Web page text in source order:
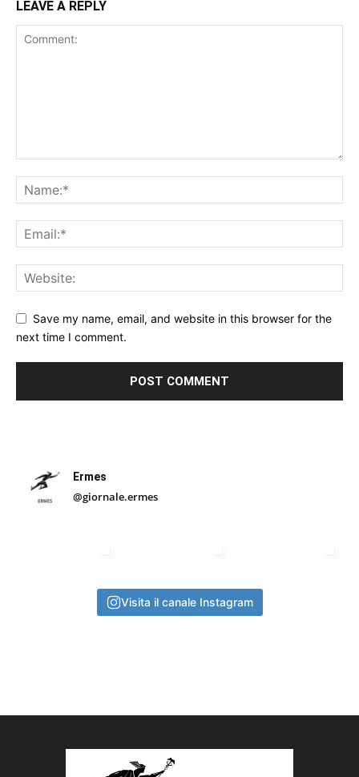
LEAVE A REPLY
Save my name, email, and website in this browser for the
next time I comment.
Ermes
@giornale.ermes
Visita il canale Instagram